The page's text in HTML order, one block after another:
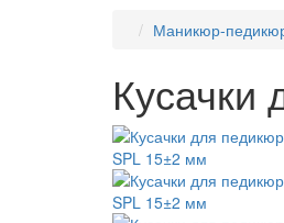
Маникюр-